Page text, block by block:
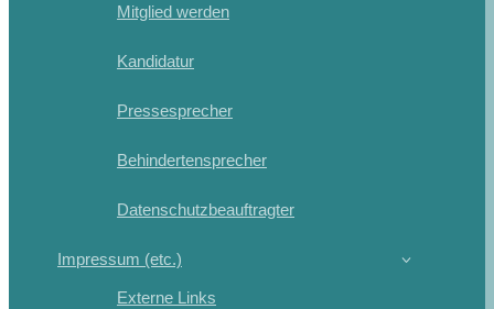
Mitglied werden
Kandidatur
Pressesprecher
Behindertensprecher
Datenschutzbeauftragter
Impressum (etc.)
Externe Links